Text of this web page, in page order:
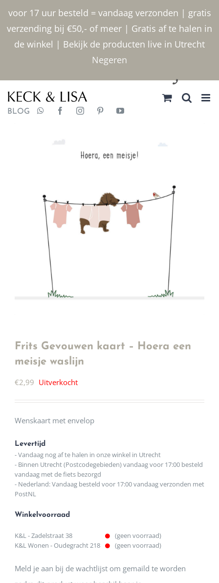
voor 17 uur besteld = vandaag verzonden | gratis
verzending bij €50,- of meer | Gratis af te halen in
de winkel | Bekijk de producten live in Utrecht
Negeren
inhoud
030 2400000
BLOG
Frits Gevouwen kaart – Hoera een
meisje waslijn
€2,99 Uitverkocht
Wenskaart met envelop
Levertijd
- Vandaag nog af te halen in onze winkel in Utrecht
- Binnen Utrecht (Postcodegebieden) vandaag voor 17:00 besteld
vandaag met de fiets bezorgd
- Nederland: Vandaag besteld voor 17:00 vandaag verzonden met
PostNL
Winkelvoorraad
K&L - Zadelstraat 38
(geen voorraad)
K&L Wonen - Oudegracht 218
(geen voorraad)
Meld je aan bij de wachtlijst om gemaild te worden